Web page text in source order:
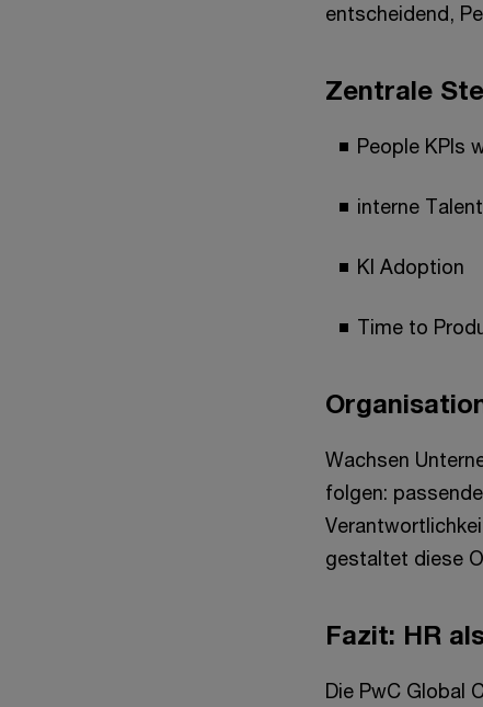
entscheidend,
Zentrale
People KPIs
interne
KI Adoption
Time to
Wachsen
folgen:
gestaltet diese
Fazit: HR
Die PwC Global